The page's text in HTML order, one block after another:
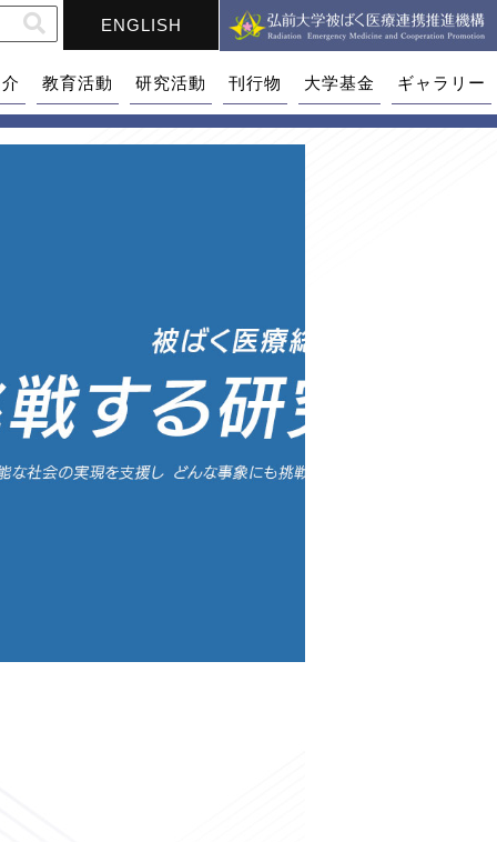
ENGLISH
教育活動 研究活動 刊行物 大学基金 ギャラリー